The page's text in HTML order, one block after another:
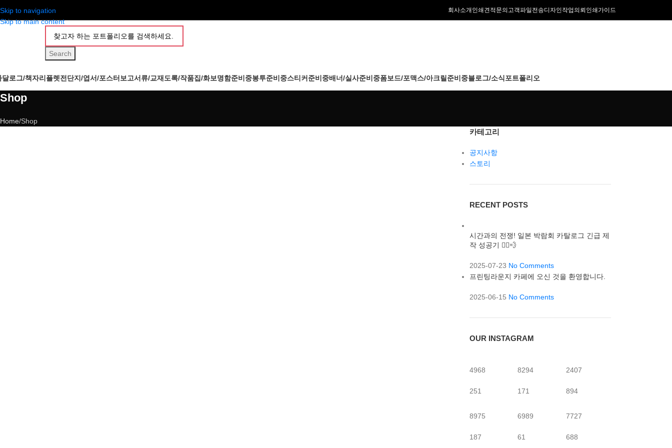
Skip to navigation
Skip to main content
회사소개 인쇄견적문의 고객파일전송디자인작업의뢰 인쇄가이드
Search
달로그/책자리플렛전단지/엽서/포스터보고서류/교재도록/작품집/화보명함준비중봉투준비중스티커준비중배너/실사준비중폼보드/포맥스/아크릴준비중블로그/소식포트폴리오
Shop
Home Shop
카테고리
공지사항
스토리
RECENT POSTS
시간과의 전쟁! 일본 박람회 카탈로그 긴급 제
작 성공기 🏃‍♂️💨
2025-07-23 No Comments
프린팅라운지 카페에 오신 것을 환영합니다.
2025-06-15 No Comments
OUR INSTAGRAM
4968
251
8294
171
2407
894
8975
187
6989
61
7727
688